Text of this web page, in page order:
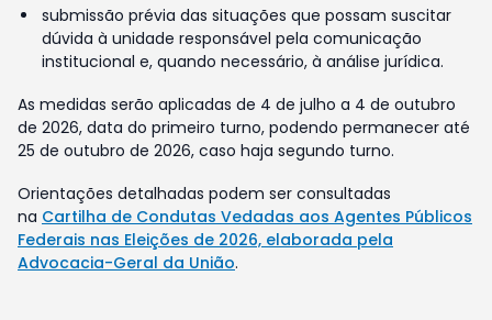
submissão prévia das situações que possam suscitar
dúvida à unidade responsável pela comunicação
institucional e, quando necessário, à análise jurídica.
As medidas serão aplicadas de 4 de julho a 4 de outubro
de 2026, data do primeiro turno, podendo permanecer até
25 de outubro de 2026, caso haja segundo turno.
Orientações detalhadas podem ser consultadas
na Cartilha de Condutas Vedadas aos Agentes Públicos
Federais nas Eleições de 2026, elaborada pela
Advocacia-Geral da União.